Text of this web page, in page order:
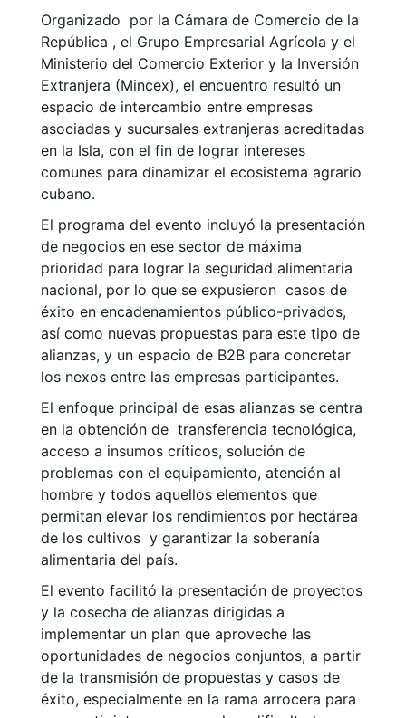
Organizado por la Cámara de Comercio de la
República , el Grupo Empresarial Agrícola y el
Ministerio del Comercio Exterior y la Inversión
Extranjera (Mincex), el encuentro resultó un
espacio de intercambio entre empresas
asociadas y sucursales extranjeras acreditadas
en la Isla, con el fin de lograr intereses
comunes para dinamizar el ecosistema agrario
cubano.
El programa del evento incluyó la presentación
de negocios en ese sector de máxima
prioridad para lograr la seguridad alimentaria
nacional, por lo que se expusieron casos de
éxito en encadenamientos público-privados,
así como nuevas propuestas para este tipo de
alianzas, y un espacio de B2B para concretar
los nexos entre las empresas participantes.
El enfoque principal de esas alianzas se centra
en la obtención de transferencia tecnológica,
acceso a insumos críticos, solución de
problemas con el equipamiento, atención al
hombre y todos aquellos elementos que
permitan elevar los rendimientos por hectárea
de los cultivos y garantizar la soberanía
alimentaria del país.
El evento facilitó la presentación de proyectos
y la cosecha de alianzas dirigidas a
implementar un plan que aproveche las
oportunidades de negocios conjuntos, a partir
de la transmisión de propuestas y casos de
éxito, especialmente en la rama arrocera para